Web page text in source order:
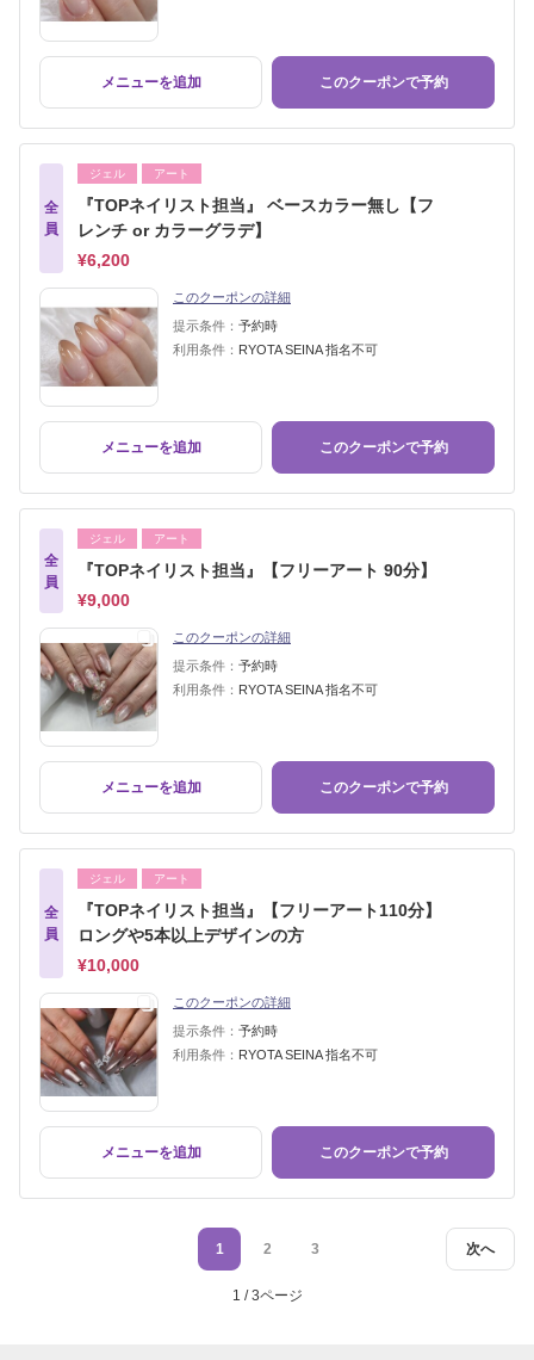
メニューを追加 このクーポンで予約
全
員
ジェル アート
『TOPネイリスト担当』 ベースカラー無し【フ
レンチ or カラーグラデ】
¥6,200
このクーポンの詳細
提示条件： 予約時
利用条件： RYOTA SEINA 指名不可
メニューを追加 このクーポンで予約
全
員
ジェル アート
『TOPネイリスト担当』【フリーアート 90分】
¥9,000
このクーポンの詳細
提示条件： 予約時
利用条件： RYOTA SEINA 指名不可
メニューを追加 このクーポンで予約
全
員
ジェル アート
『TOPネイリスト担当』【フリーアート110分】
ロングや5本以上デザインの方
¥10,000
このクーポンの詳細
提示条件： 予約時
利用条件： RYOTA SEINA 指名不可
メニューを追加 このクーポンで予約
次へ
1 2 3
1 / 3ページ